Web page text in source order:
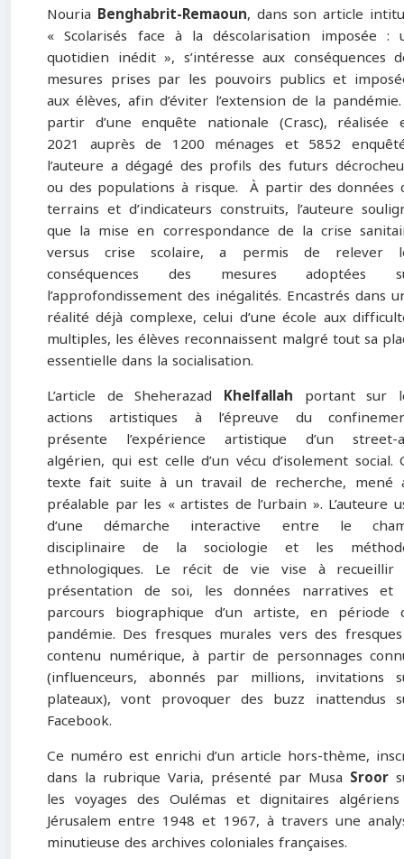
Nouria Benghabrit-Remaoun, dans son article
« Scolarisés face à la déscolarisation imposée :
quotidien inédit », s’intéresse aux conséquences
mesures prises par les pouvoirs publics et
aux élèves, afin d’éviter l’extension de la
partir d’une enquête nationale (Crasc), réalisée
2021 auprès de 1200 ménages et 5852
l’auteure a dégagé des profils des futurs
ou des populations à risque. À partir des données
terrains et d’indicateurs construits, l’auteure
que la mise en correspondance de la crise
versus crise scolaire, a permis de relever
conséquences des mesures adoptées
l’approfondissement des inégalités. Encastrés dans
réalité déjà complexe, celui d’une école aux
multiples, les élèves reconnaissent malgré tout sa
essentielle dans la socialisation.
L’article de Sheherazad Khelfallah portant sur
actions artistiques à l’épreuve du
présente l’expérience artistique d’un street-
algérien, qui est celle d’un vécu d’isolement social.
texte fait suite à un travail de recherche, mené
préalable par les « artistes de l’urbain ». L’auteure
d’une démarche interactive entre le
disciplinaire de la sociologie et les
ethnologiques. Le récit de vie vise à recueillir
présentation de soi, les données narratives et
parcours biographique d’un artiste, en période
pandémie. Des fresques murales vers des
contenu numérique, à partir de personnages
(influenceurs, abonnés par millions, invitations
plateaux), vont provoquer des buzz inattendus
Facebook.
Ce numéro est enrichi d’un article hors-thème,
dans la rubrique Varia, présenté par Musa Sroor
les voyages des Oulémas et dignitaires
Jérusalem entre 1948 et 1967, à travers une
minutieuse des archives coloniales françaises.